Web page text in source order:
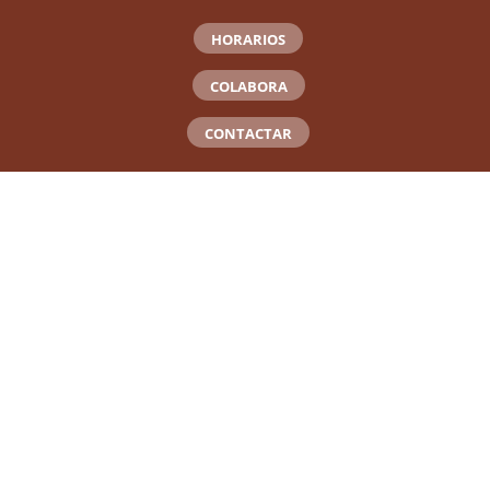
HORARIOS
COLABORA
CONTACTAR